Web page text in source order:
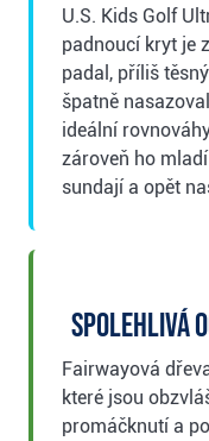
U.S. Kids Golf
padnoucí kryt je
padal, příliš
špatně
ideální
zároveň ho
sundají a opět
Spolehlivá
Fairwayová
které jsou
promáčknutí a